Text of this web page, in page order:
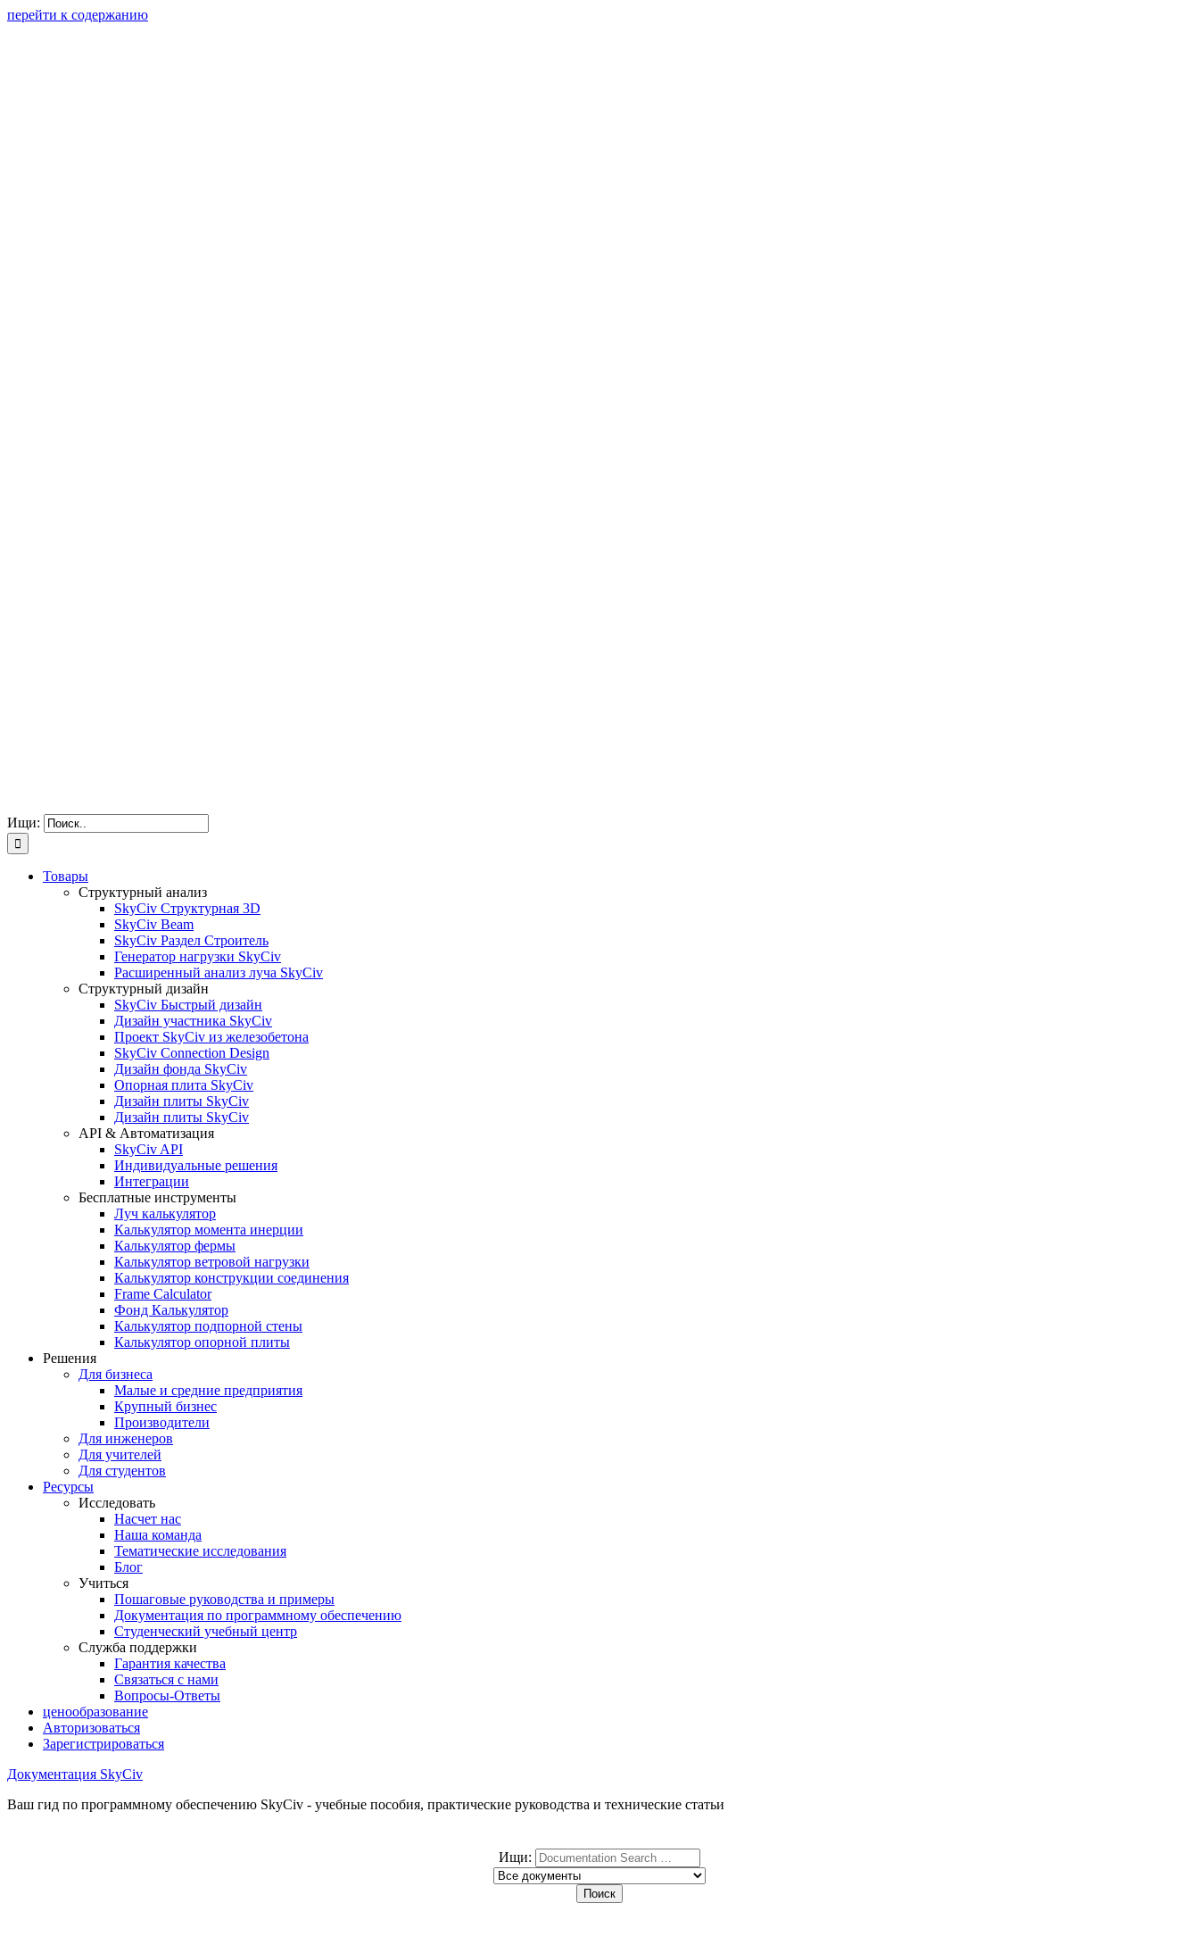
перейти к содержанию
Ищи:
Товары
Структурный анализ
SkyCiv Структурная 3D
SkyCiv Beam
SkyCiv Раздел Строитель
Генератор нагрузки SkyCiv
Расширенный анализ луча SkyCiv
Структурный дизайн
SkyCiv Быстрый дизайн
Дизайн участника SkyCiv
Проект SkyCiv из железобетона
SkyCiv Connection Design
Дизайн фонда SkyCiv
Опорная плита SkyCiv
Дизайн плиты SkyCiv
Дизайн плиты SkyCiv
API & Автоматизация
SkyCiv API
Индивидуальные решения
Интеграции
Бесплатные инструменты
Луч калькулятор
Калькулятор момента инерции
Калькулятор фермы
Калькулятор ветровой нагрузки
Калькулятор конструкции соединения
Frame Calculator
Фонд Калькулятор
Калькулятор подпорной стены
Калькулятор опорной плиты
Решения
Для бизнеса
Малые и средние предприятия
Крупный бизнес
Производители
Для инженеров
Для учителей
Для студентов
Ресурсы
Исследовать
Насчет нас
Наша команда
Тематические исследования
Блог
Учиться
Пошаговые руководства и примеры
Документация по программному обеспечению
Студенческий учебный центр
Служба поддержки
Гарантия качества
Связаться с нами
Вопросы-Ответы
ценообразование
Авторизоваться
Зарегистрироваться
Документация SkyCiv
Ваш гид по программному обеспечению SkyCiv - учебные пособия, практические руководства и технические статьи
Ищи: